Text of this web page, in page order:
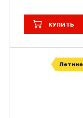
КУПИТЬ
Летние